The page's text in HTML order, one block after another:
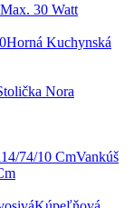
30 Watt
Horná Kuchynská
Nora
Vankúš